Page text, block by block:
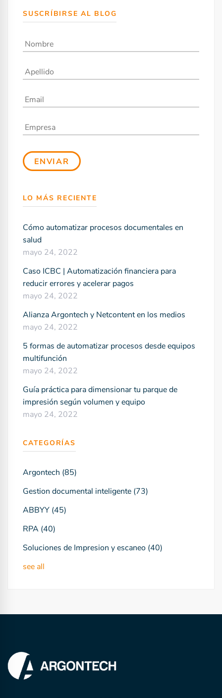
SUSCRÍBIRSE AL BLOG
LO MÁS RECIENTE
Cómo automatizar procesos documentales en
salud
mayo 24, 2022
Caso ICBC | Automatización financiera para
reducir errores y acelerar pagos
mayo 24, 2022
Alianza Argontech y Netcontent en los medios
mayo 24, 2022
5 formas de automatizar procesos desde equipos
multifunción
mayo 24, 2022
Guía práctica para dimensionar tu parque de
impresión según volumen y equipo
mayo 24, 2022
CATEGORÍAS
Argontech (85)
Gestion documental inteligente (73)
ABBYY (45)
RPA (40)
Soluciones de Impresion y escaneo (40)
see all